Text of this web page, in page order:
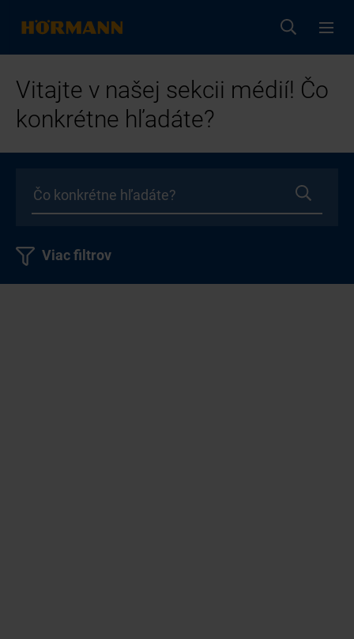
Vitajte v našej sekcii médií! Čo
konkrétne hľadáte?
Viac filtrov